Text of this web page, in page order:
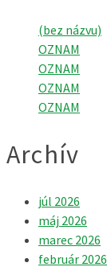
(bez názvu)
OZNAM
OZNAM
OZNAM
OZNAM
Archív
júl 2026
máj 2026
marec 2026
február 2026